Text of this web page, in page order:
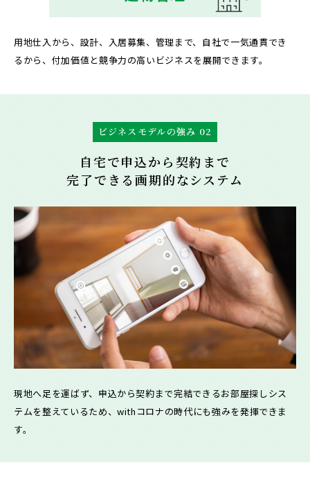
用地仕入から、設計、入居募集、管理まで、自社で一気通貫でき
るから、付加価値と競争力の高いビジネスを展開できます。
ビジネスモデルの強み 02
自宅で申込から契約まで
完了できる画期的なシステム
現地へ足を運ばず、申込から契約まで完結できるお部屋探しシス
テムを整えているため、withコロナの時代にも強みを発揮できま
す。